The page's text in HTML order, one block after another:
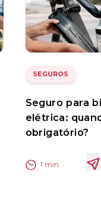
SEGUROS
Seguro para
elétrica:
obrigatório?
1 min